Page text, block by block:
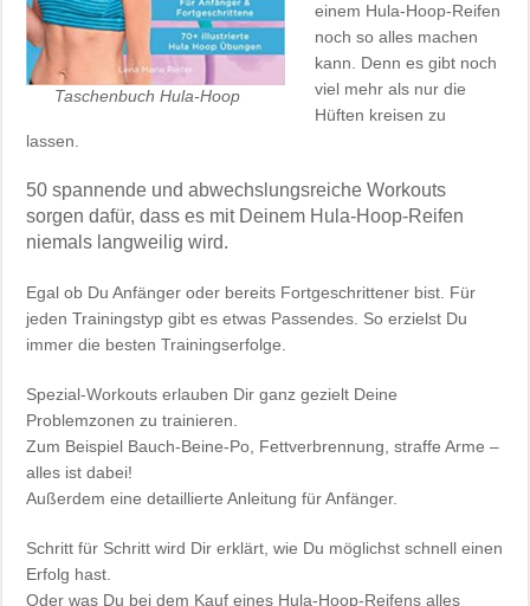
Taschenbuch Hula-Hoop
einem Hula-Hoop-Reifen
noch so alles machen
kann. Denn es gibt noch
viel mehr als nur die
Hüften kreisen zu
lassen.
50 spannende und abwechslungsreiche Workouts
sorgen dafür, dass es mit Deinem Hula-Hoop-Reifen
niemals langweilig wird.
Egal ob Du Anfänger oder bereits Fortgeschrittener bist. Für
jeden Trainingstyp gibt es etwas Passendes. So erzielst Du
immer die besten Trainingserfolge.
Spezial-Workouts erlauben Dir ganz gezielt Deine
Problemzonen zu trainieren.
Zum Beispiel Bauch-Beine-Po, Fettverbrennung, straffe Arme –
alles ist dabei!
Außerdem eine detaillierte Anleitung für Anfänger.
Schritt für Schritt wird Dir erklärt, wie Du möglichst schnell einen
Erfolg hast.
Oder was Du bei dem Kauf eines Hula-Hoop-Reifens alles